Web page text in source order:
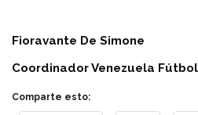
Fioravante De Simone
Coordinador Venezuela Fútbol
Comparte esto: